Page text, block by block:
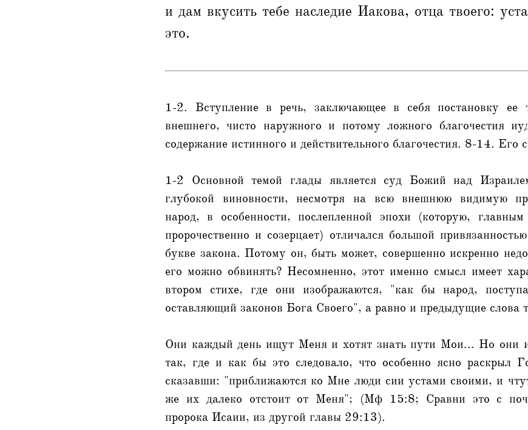
и дам вкусить тебе наследие Иакова, отца твоего:
это.
1-2. Вступление в речь, заключающее в себя постановку
внешнего, чисто наружного и потому ложного благочестия
содержание истинного и действительного благочестия. 8-14. Его
1-2 Основной темой глады является суд Божий над
глубокой виновности, несмотря на всю внешнюю видимую
народ, в особенности, послепленной эпохи (которую,
пророчественно и созерцает) отличался большой
букве закона. Потому он, быть может, совершенно искренно
его можно обвинять? Несомненно, этот именно смысл имеет
втором стихе, где они изображаются, "как бы народ,
оставляющий законов Бога Своего", а равно и предыдущие слова
Они каждый день ищут Меня и хотят знать пути Мои... Но они
так, где и как бы это следовало, что особенно ясно раскрыл
сказавши: "приближаются ко Мне люди сии устами своими, и
же их далеко отстоит от Меня"; (Мф 15:8; Сравни это с
пророка Исаии, из другой главы 29:13).